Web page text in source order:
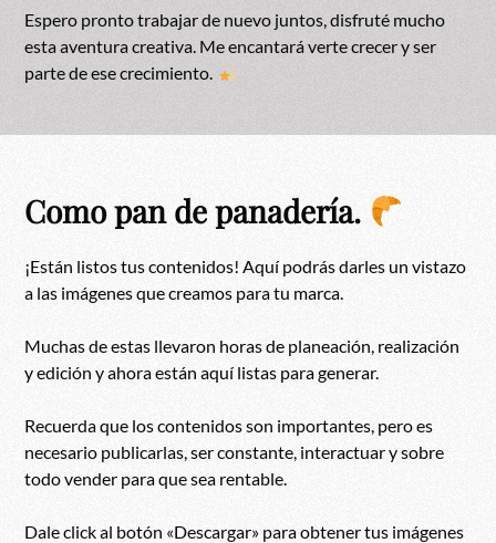
Espero pronto trabajar de nuevo juntos, disfruté mucho
esta aventura creativa. Me encantará verte crecer y ser
parte de ese crecimiento.
Como pan de panadería.
¡Están listos tus contenidos! Aquí podrás darles un vistazo
a las imágenes que creamos para tu marca.
Muchas de estas llevaron horas de planeación, realización
y edición y ahora están aquí listas para generar.
Recuerda que los contenidos son importantes, pero es
necesario publicarlas, ser constante, interactuar y sobre
todo vender para que sea rentable.
Dale click al botón «Descargar» para obtener tus imágenes